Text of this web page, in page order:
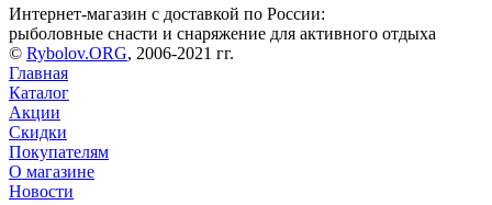
Интернет-магазин с доставкой по России:
рыболовные снасти и снаряжение для активного отдыха
© Rybolov.ORG, 2006-2021 гг.
Главная
Каталог
Акции
Скидки
Покупателям
О магазине
Новости